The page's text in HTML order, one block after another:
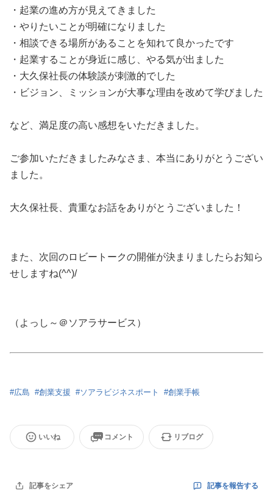
・起業の進め方が見えてきました
・やりたいことが明確になりました
・相談できる場所があることを知れて良かったです
・起業することが身近に感じ、やる気が出ました
・大久保社長の体験談が刺激的でした
・ビジョン、ミッションが大事な理由を改めて学びました
など、満足度の高い感想をいただきました。
ご参加いただきましたみなさま、本当にありがとうござい
ました。
大久保社長、貴重なお話をありがとうございました！
また、次回のロビートークの開催が決まりましたらお知ら
せしますね(^^)/
（よっし～＠ソアラサービス）
#広島 #創業支援 #ソアラビジネスポート #創業手帳
いいね コメント リブログ
記事をシェア 記事を報告する